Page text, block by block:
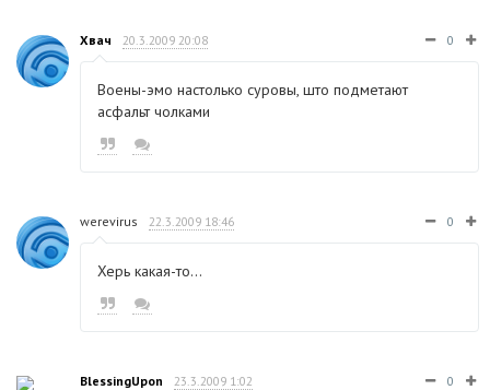
Хвач 20.3.2009 20:08 0
Воены-эмо настолько суровы, што подметают
асфальт чолками
werevirus 22.3.2009 18:46 0
Херь какая-то...
BlessingUpon 23.3.2009 1:02 0